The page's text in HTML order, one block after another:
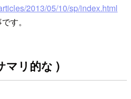
2013/05/10/sp/index.html
す。
マリ的な )